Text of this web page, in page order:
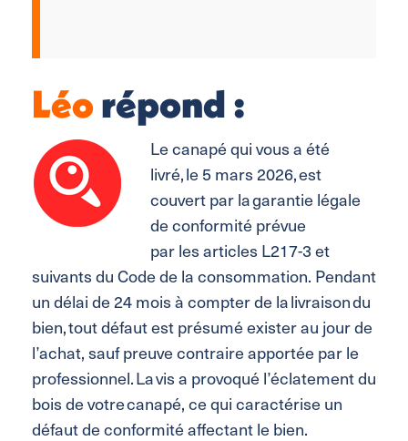
Léorépond :
Le canapé qui vous a été
livré, le 5 mars 2026, est
couvert par la garantie légale
de conformité prévue
par les articles L217-3 et
suivants du Code de la consommation. Pendant
un délai de 24 mois à compter de la livraison du
bien, tout défaut est présumé exister au jour de
l’achat, sauf preuve contraire apportée par le
professionnel. La vis a provoqué l’éclatement du
bois de votre canapé, ce qui caractérise un
défaut de conformité affectant le bien.